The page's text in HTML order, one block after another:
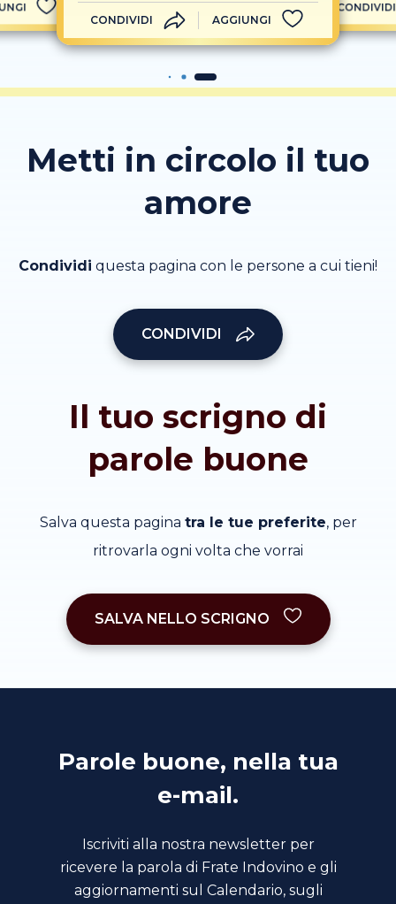
CONDIVIDI AGGIUNGI
CONDIVIDI
Metti in circolo il tuo
amore
Condividi questa pagina con le persone a cui tieni!
CONDIVIDI
Il tuo scrigno di
parole buone
Salva questa pagina tra le tue preferite, per
ritrovarla ogni volta che vorrai
SALVA NELLO SCRIGNO
Parole buone, nella tua
e-mail.
Iscriviti alla nostra newsletter per
ricevere la parola di Frate Indovino e gli
aggiornamenti sul Calendario, sugli